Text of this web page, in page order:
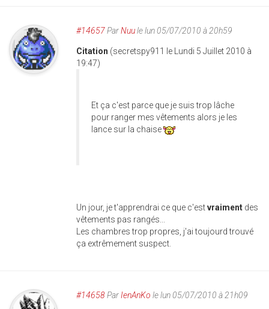
#14657ParNuule lun 05/07/2010 à 20h59
Citation (secretspy911 le Lundi 5 Juillet 2010 à
19:47)
Et ça c'est parce que je suis trop lâche
pour ranger mes vêtements alors je les
lance sur la chaise
Un jour, je t'apprendrai ce que c'estvraiment des
vêtements pas rangés...
Les chambres trop propres, j'ai toujourd trouvé
ça extrêmement suspect.
#14658ParIenAnKo le lun 05/07/2010 à 21h09